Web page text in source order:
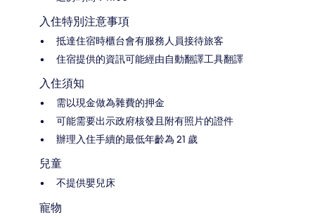
入住特別注意事項
抵達住宿時櫃台會有服務人員接待旅客
住宿提供的資訊可能經由自動翻譯工具翻譯
入住須知
需以現金做為雜費的押金
可能需要出示政府核發且附有照片的證件
辦理入住手續的最低年齡為 21 歲
兒童
不提供嬰兒床
寵物